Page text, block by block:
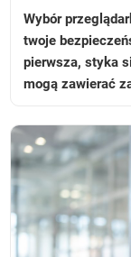
Wybór
twoje
pierwsza, styka
mogą zawierać